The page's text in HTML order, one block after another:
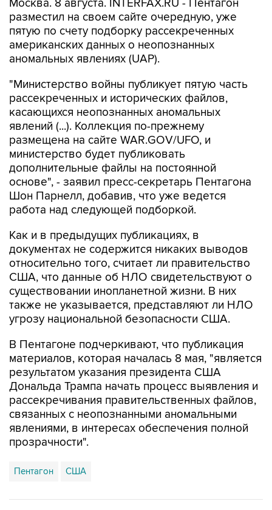
Москва. 8 августа. INTERFAX.RU - Пентагон
разместил на своем сайте очередную, уже
пятую по счету подборку рассекреченных
американских данных о неопознанных
аномальных явлениях (UAP).
"Министерство войны публикует пятую часть
рассекреченных и исторических файлов,
касающихся неопознанных аномальных
явлений (...). Коллекция по-прежнему
размещена на сайте WAR.GOV/UFO, и
министерство будет публиковать
дополнительные файлы на постоянной
основе", - заявил пресс-секретарь Пентагона
Шон Парнелл, добавив, что уже ведется
работа над следующей подборкой.
Как и в предыдущих публикациях, в
документах не содержится никаких выводов
относительно того, считает ли правительство
США, что данные об НЛО свидетельствуют о
существовании инопланетной жизни. В них
также не указывается, представляют ли НЛО
угрозу национальной безопасности США.
В Пентагоне подчеркивают, что публикация
материалов, которая началась 8 мая, "является
результатом указания президента США
Дональда Трампа начать процесс выявления и
рассекречивания правительственных файлов,
связанных с неопознанными аномальными
явлениями, в интересах обеспечения полной
прозрачности".
Пентагон США